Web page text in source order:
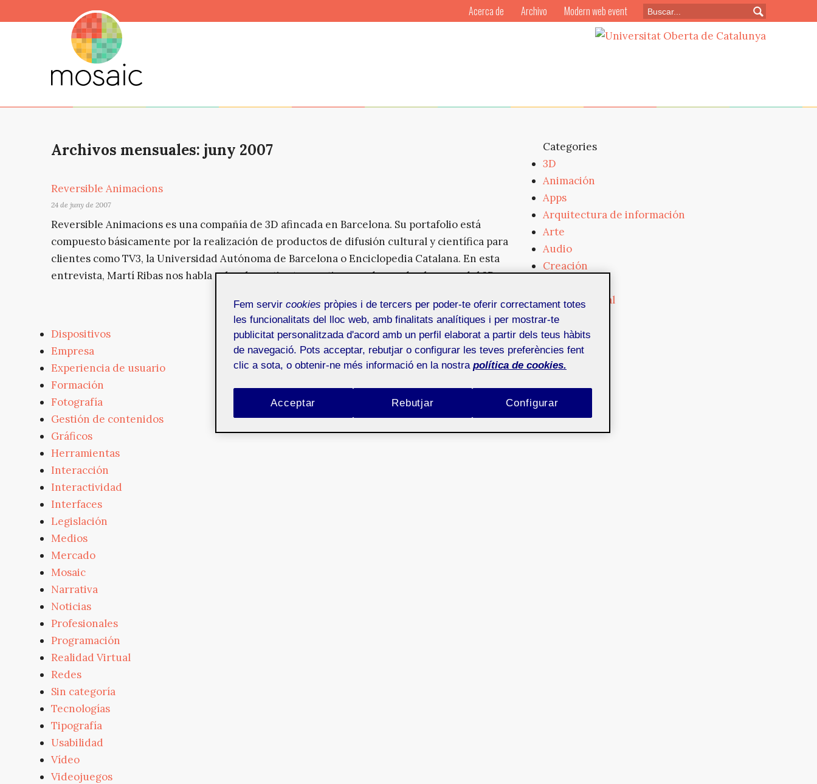
Archivos mensuales: juny 2007
Reversible Animacions
24 de juny de 2007
Reversible Animacions es una compañía de 3D afincada en Barcelona. Su portafolio está
compuesto básicamente por la realización de productos de difusión cultural y científica para
clientes como TV3, la Universidad Autónoma de Barcelona o Enciclopedia Catalana. En esta
entrevista, Martí Ribas nos habla sobre la vertiente creativa que demanda el campo del 3D.
Categories
3D
Animación
Apps
Arquitectura de información
Arte
Audio
Creación
Cultura digital
Diseño
Dispositivos
Empresa
Experiencia de usuario
Formación
Fotografía
Gestión de contenidos
Gráficos
Herramientas
Interacción
Interactividad
Interfaces
Legislación
Medios
Mercado
Mosaic
Narrativa
Noticias
Profesionales
Programación
Realidad Virtual
Redes
Sin categoría
Tecnologías
Tipografía
Usabilidad
Vídeo
Videojuegos
Acerca de Archivo Modern web event
Fem servir cookies pròpies i de tercers per poder-te oferir correctament totes
les funcionalitats del lloc web, amb finalitats analítiques i per mostrar-te
publicitat personalitzada d'acord amb un perfil elaborat a partir dels teus hàbits
de navegació. Pots acceptar, rebutjar o configurar les teves preferències fent
clic a sota, o obtenir-ne més informació en la nostra política de cookies.
Rebutjar
Acceptar Configurar